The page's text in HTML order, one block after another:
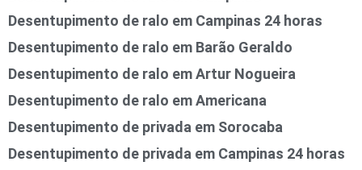
Desentupimento de ralo em Campinas 24 horas
Desentupimento de ralo em Barão Geraldo
Desentupimento de ralo em Artur Nogueira
Desentupimento de ralo em Americana
Desentupimento de privada em Sorocaba
Desentupimento de privada em Campinas 24 horas